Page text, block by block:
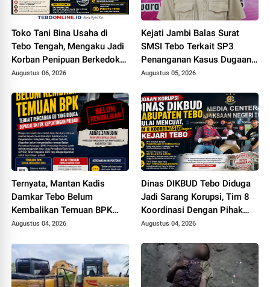
Toko Tani Bina Usaha di
Tebo Tengah, Mengaku Jadi
Korban Penipuan Berkedok
Pemesanan Racun Tikus
Augustus 06, 2026
Kejati Jambi Balas Surat
SMSI Tebo Terkait SP3
Penanganan Kasus Dugaan
Korupsi di DPUPR Tebo Rp
Augustus 05, 2026
Ternyata, Mantan Kadis
Damkar Tebo Belum
Kembalikan Temuan BPK
Terkait Pencairan GU yang
Kepentingan Pribadi
Augustus 04, 2026
Dinas DIKBUD Tebo Diduga
Jadi Sarang Korupsi, Tim 8
Koordinasi Dengan Pihak
Kejari Tebo
Augustus 04, 2026